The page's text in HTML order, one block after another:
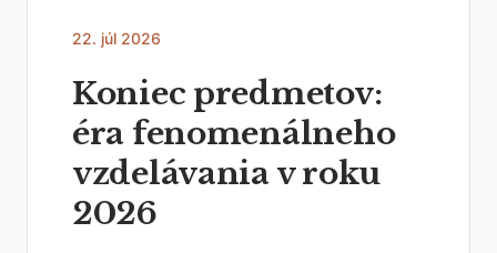
22. júl 2026
Koniec predmetov:
éra fenomenálneho
vzdelávania v roku
2026